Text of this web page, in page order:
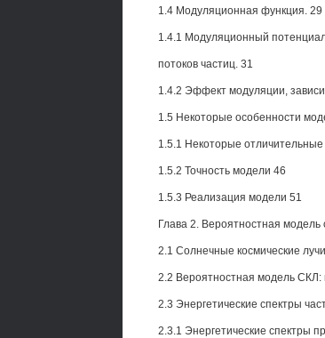
1.4 Модуляционная функция. 29
1.4.1 Модуляционный
потоков частиц. 31
1.4.2 Эффект модуляции,
1.5 Некоторые особенности
1.5.1 Некоторые
1.5.2 Точность модели 46
1.5.3 Реализация модели 51
Глава 2. Вероятностная модель
2.1 Солнечные космические
2.2 Вероятностная модель
2.3 Энергетические спектры
2.3.1 Энергетические спектры